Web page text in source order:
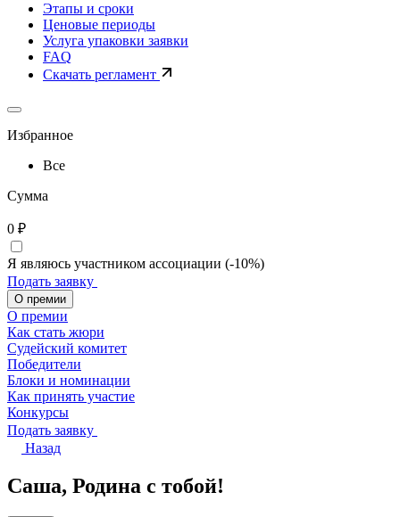
Этапы и сроки
Ценовые периоды
Услуга упаковки заявки
FAQ
Скачать регламент
Избранное
Все
Сумма
0 ₽
Я являюсь участником ассоциации (-10%)
Подать заявку
О премии
О премии
Как стать жюри
Судейский комитет
Победители
Блоки и номинации
Как принять участие
Конкурсы
Подать заявку
Назад
Саша, Родина с тобой!